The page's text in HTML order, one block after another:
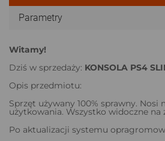
Parametry
Witamy!
Dziś w sprzedaży: KONSOLA PS4
Opis przedmiotu:
Sprzęt używany 100% sprawny. Nosi
użytkowania. Wszystko widoczne na
Po aktualizacji systemu